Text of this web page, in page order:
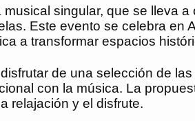
singular, que se lleva
Este evento se celebra en
a transformar espacios
de una selección de
con la música. La
relajación y el disfrute.